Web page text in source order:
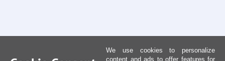
We use cookies to personalize
content and ads to offer features for